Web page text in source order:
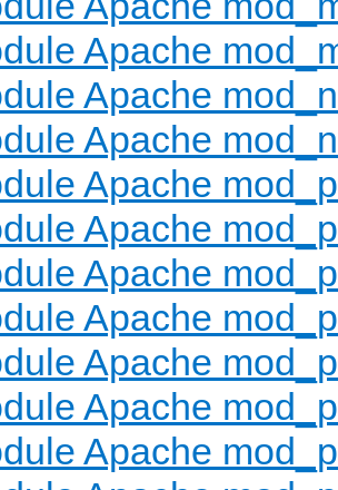
Apache
Apache
Apache
Apache
Apache
Apache
Apache
Apache
Apache
Apache